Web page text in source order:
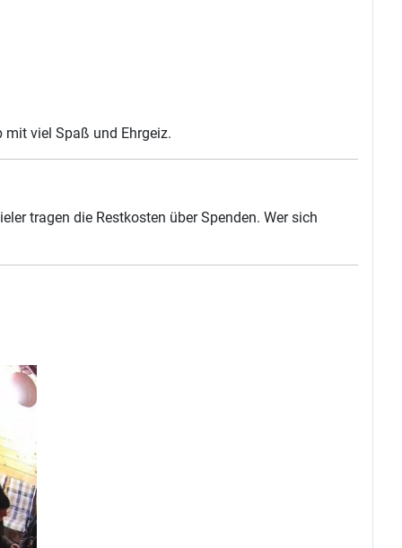
viel Spaß und Ehrgeiz.
tragen die Restkosten über Spenden. Wer sich